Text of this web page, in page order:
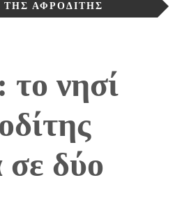
ΑΦΡΟΔΊΤΗΣ
νησί
σε δύο